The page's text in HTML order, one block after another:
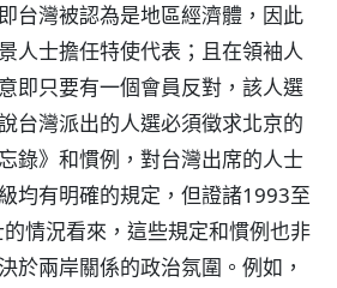
台灣被認為是地區經濟體，因此
人士擔任特使代表；且在領袖人
即只要有一個會員反對，該人選
台灣派出的人選必須徵求北京的
錄》和慣例，對台灣出席的人士
均有明確的規定，但證諸1993至
情況看來，這些規定和慣例也非
於兩岸關係的政治氛圍。例如，